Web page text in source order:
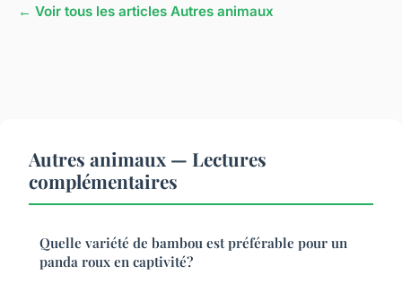
← Voir tous les articles Autres animaux
Autres animaux — Lectures
complémentaires
Quelle variété de bambou est préférable pour un
panda roux en captivité?